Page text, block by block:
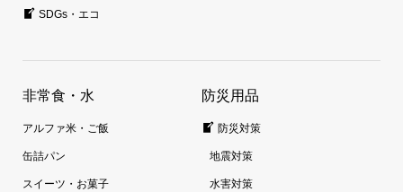
SDGs・エコ
非常食・水
アルファ米・ご飯
缶詰パン
スイーツ・お菓子
防災用品
防災対策
地震対策
水害対策